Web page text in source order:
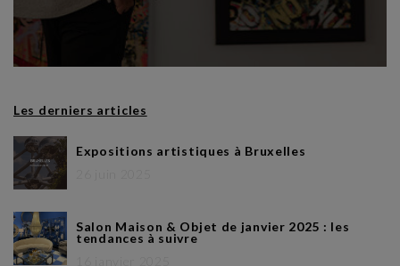
Les derniers articles
Expositions artistiques à Bruxelles
Salon Maison & Objet de janvier 2025 : les
tendances à suivre